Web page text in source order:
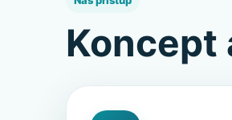
Koncept